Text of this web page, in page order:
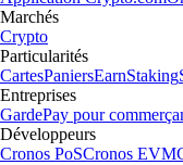
Marchés
Crypto
Particularités
CartesPaniersEarnStaking
Entreprises
GardePay pour
Développeurs
Cronos PoSCronos EVM